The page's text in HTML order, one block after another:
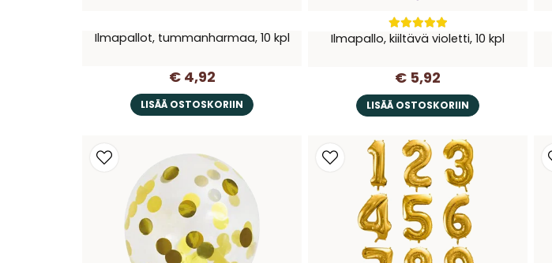
Ilmapallot, tummanharmaa, 10 kpl
€ 4,92
LISÄÄ OSTOSKORIIN
Ilmapallo, kiiltävä violetti, 10 kpl
€ 5,92
LISÄÄ OSTOSKORIIN